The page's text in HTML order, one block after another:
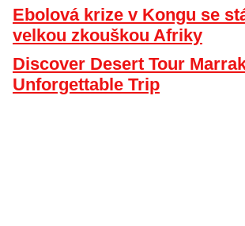
Ebolová krize v Kongu se
velkou zkouškou Afriky
Discover Desert Tour
Unforgettable Trip